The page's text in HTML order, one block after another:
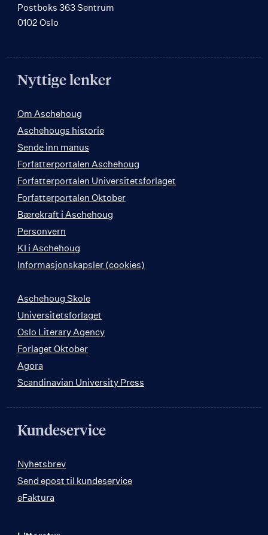
Postboks 363 Sentrum
0102 Oslo
Nyttige lenker
Om Aschehoug
Aschehougs historie
Sende inn manus
Forfatterportalen Aschehoug
Forfatterportalen Universitetsforlaget
Forfatterportalen Oktober
Bærekraft i Aschehoug
Personvern
KI i Aschehoug
Informasjonskapsler (cookies)
Aschehoug Skole
Universitetsforlaget
Oslo Literary Agency
Forlaget Oktober
Agora
Scandinavian University Press
Kundeservice
Nyhetsbrev
Send epost til kundeservice
eFaktura